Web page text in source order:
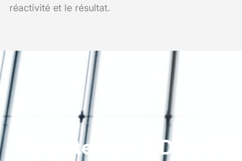
réactivité et le résultat.
Recrutement CDD / CDI